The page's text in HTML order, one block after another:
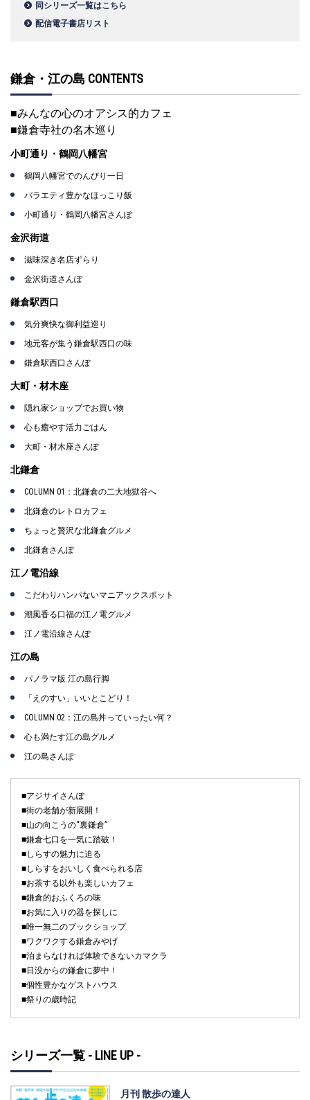
同シリーズ一覧はこちら
配信電子書店リスト
鎌倉・江の島 CONTENTS
■みんなの心のオアシス的カフェ
■鎌倉寺社の名木巡り
小町通り・鶴岡八幡宮
鶴岡八幡宮でのんびり一日
バラエティ豊かなほっこり飯
小町通り・鶴岡八幡宮さんぽ
金沢街道
滋味深き名店ずらり
金沢街道さんぽ
鎌倉駅西口
気分爽快な御利益巡り
地元客が集う鎌倉駅西口の味
鎌倉駅西口さんぽ
大町・材木座
隠れ家ショップでお買い物
心も癒やす活力ごはん
大町・材木座さんぽ
北鎌倉
COLUMN 01：北鎌倉の二大地獄谷へ
北鎌倉のレトロカフェ
ちょっと贅沢な北鎌倉グルメ
北鎌倉さんぽ
江ノ電沿線
こだわりハンパないマニアックスポット
潮風香る口福の江ノ電グルメ
江ノ電沿線さんぽ
江の島
パノラマ版 江の島行脚
「えのすい」いいとこどり！
COLUMN 02：江の島丼っていったい何？
心も満たす江の島グルメ
江の島さんぽ
■アジサイさんぽ
■街の老舗が新展開！
■山の向こうの“裏鎌倉”
■鎌倉七口を一気に踏破！
■しらすの魅力に迫る
■しらすをおいしく食べられる店
■お茶する以外も楽しいカフェ
■鎌倉的おふくろの味
■お気に入りの器を探しに
■唯一無二のブックショップ
■ワクワクする鎌倉みやげ
■泊まらなければ体験できないカマクラ
■日没からの鎌倉に夢中！
■個性豊かなゲストハウス
■祭りの歳時記
シリーズ一覧 - LINE UP -
月刊 散歩の達人